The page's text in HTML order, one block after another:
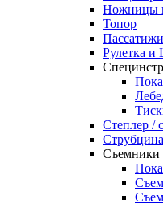
Ножницы
Топор
Пассатижи
Рулетка и
Степлер /
Струбцина
Съемники